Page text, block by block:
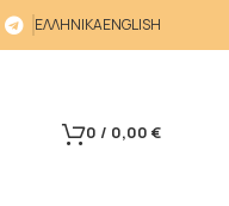
ΕΛΛΗΝΙΚΑENGLISH
0 / 0,00 €